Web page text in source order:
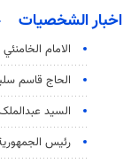
اخبار الشخصيات
الامام الخامنئي
الحاج قاسم
السید
رئيس